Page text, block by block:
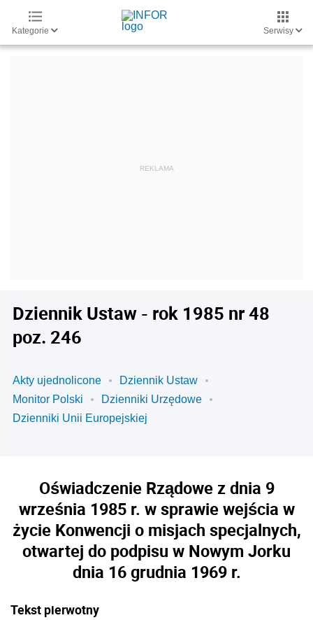
Kategorie Serwisy
Dziennik Ustaw - rok 1985 nr 48
poz. 246
Akty ujednolicone
Dziennik Ustaw
Monitor Polski
Dzienniki Urzędowe
Dzienniki Unii Europejskiej
Oświadczenie Rządowe z dnia 9
września 1985 r. w sprawie wejścia w
życie Konwencji o misjach specjalnych,
otwartej do podpisu w Nowym Jorku
dnia 16 grudnia 1969 r.
Tekst pierwotny